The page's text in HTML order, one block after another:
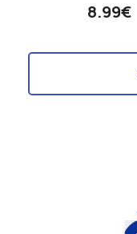
8.99€